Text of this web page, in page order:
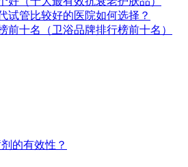
试管比较好的医院如何选择？
前十名（卫浴品牌排行榜前十名）
的有效性？